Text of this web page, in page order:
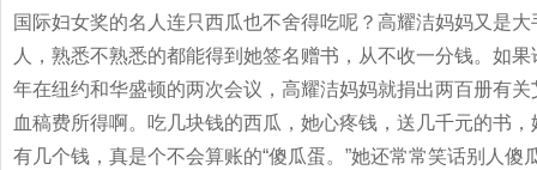
国际妇女奖的名人连只西瓜也不舍得吃呢？高耀洁妈妈又是大
人，熟悉不熟悉的都能得到她签名赠书，从不收一分钱。如
年在纽约和华盛顿的两次会议，高耀洁妈妈就捐出两百册有
血稿费所得啊。吃几块钱的西瓜，她心疼钱，送几千元的书
有几个钱，真是个不会算账的“傻瓜蛋。 ”她还常常笑话别人傻